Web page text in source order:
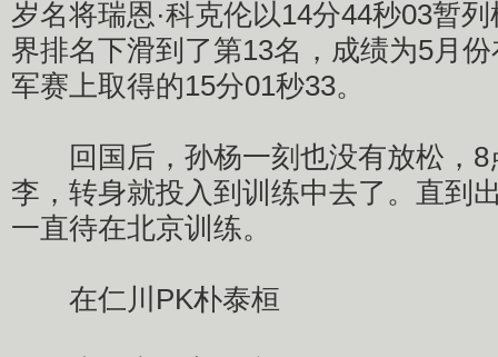
岁名将瑞恩·科克伦以14分44秒03暂
界排名下滑到了第13名，成绩为5月
军赛上取得的15分01秒33。
回国后，孙杨一刻也没有放松，8
李，转身就投入到训练中去了。直到
一直待在北京训练。
在仁川PK朴泰桓